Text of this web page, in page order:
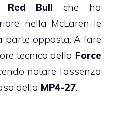
Red Bull che ha
nella McLaren le
parte opposta. A fare
tecnico della Force
notare l’assenza
della MP4-27.